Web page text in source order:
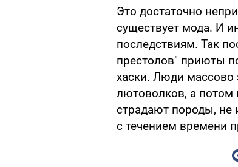
Это достаточно
существует мода. И
последствиям. Так
престолов" приюты
хаски. Люди массово
лютоволков, а потом
страдают породы,
с течением времени